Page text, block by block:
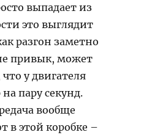
выпадает из
это выглядит
разгон заметно
привык, может
у двигателя
пару секунд.
вообще
в этой коробке –